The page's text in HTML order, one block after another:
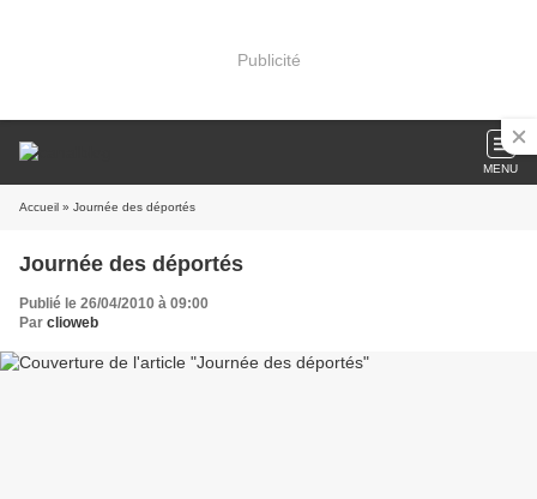
Publicité
MENU
Accueil » Journée des déportés
Journée des déportés
Publié le 26/04/2010 à 09:00
Par clioweb